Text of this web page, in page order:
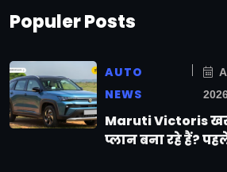
Populer Posts
AUTO
NEWS
Maruti Victoris
प्लान बना रहे हैं?